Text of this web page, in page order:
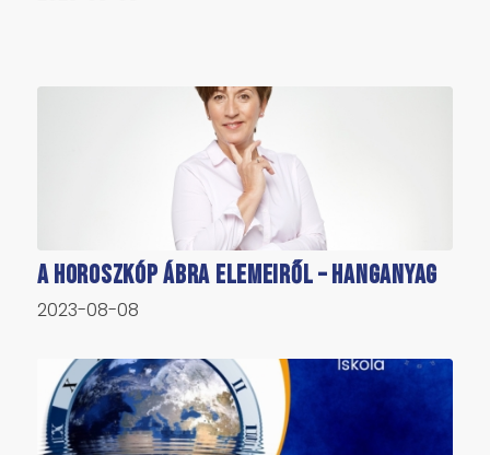
A horoszkóp ábra elemeiről – hanganyag
2023-08-08